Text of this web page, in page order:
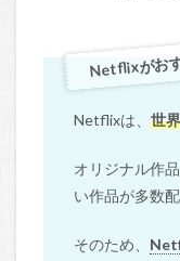
Netflixがお
Netflixは、 世
オリジナル作
い作品が多数
そのため、